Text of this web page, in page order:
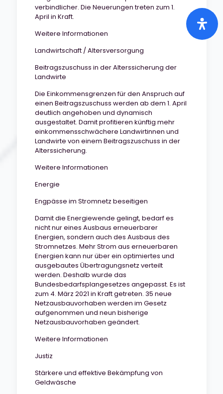
verbindlicher. Die Neuerungen treten zum 1.
April in Kraft.
Weitere Informationen
Landwirtschaft / Altersversorgung
Beitragszuschuss in der Alterssicherung der
Landwirte
Die Einkommensgrenzen für den Anspruch auf
einen Beitragszuschuss werden ab dem 1. April
deutlich angehoben und dynamisch
ausgestaltet. Damit profitieren künftig mehr
einkommensschwächere Landwirtinnen und
Landwirte von einem Beitragszuschuss in der
Alterssicherung.
Weitere Informationen
Energie
Engpässe im Stromnetz beseitigen
Damit die Energiewende gelingt, bedarf es
nicht nur eines Ausbaus erneuerbarer
Energien, sondern auch des Ausbaus des
Stromnetzes. Mehr Strom aus erneuerbaren
Energien kann nur über ein optimiertes und
ausgebautes Übertragungsnetz verteilt
werden. Deshalb wurde das
Bundesbedarfsplangesetzes angepasst. Es ist
zum 4. März 2021 in Kraft getreten. 35 neue
Netzausbauvorhaben werden im Gesetz
aufgenommen und neun bisherige
Netzausbauvorhaben geändert.
Weitere Informationen
Justiz
Stärkere und effektive Bekämpfung von
Geldwäsche